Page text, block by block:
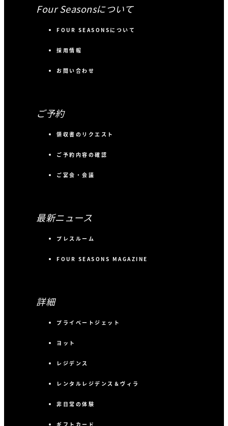
Four Seasonsについて
FOUR SEASONSについて
採用情報
お問い合わせ
ご予約
領収書のリクエスト
ご予約内容の確認
ご宴会・会議
最新ニュース
プレスルーム
FOUR SEASONS MAGAZINE
詳細
プライベートジェット
ヨット
レジデンス
レンタルレジデンス＆ヴィラ
非日常の体験
ギフトカード